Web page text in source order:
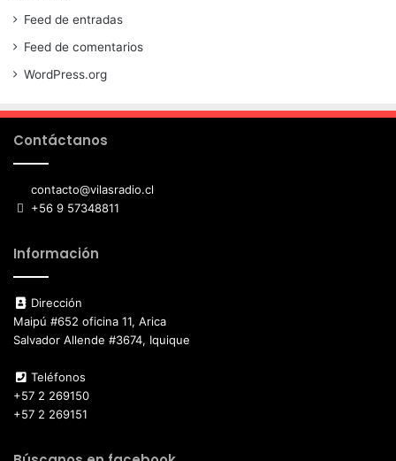
Feed de entradas
Feed de comentarios
WordPress.org
Contáctanos
contacto@vilasradio.cl
+56 9 57348811
Información
Dirección
Maipú #652 oficina 11, Arica
Salvador Allende #3674, Iquique
Teléfonos
+57 2 269150
+57 2 269151